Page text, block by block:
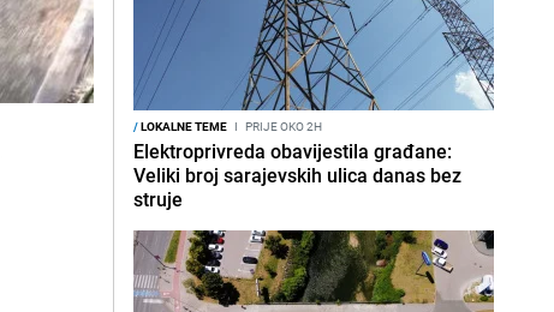
/LOKALNE TEME I PRIJE OKO 2H
Elektroprivreda obavijestila građane:
Veliki broj sarajevskih ulica danas bez
struje